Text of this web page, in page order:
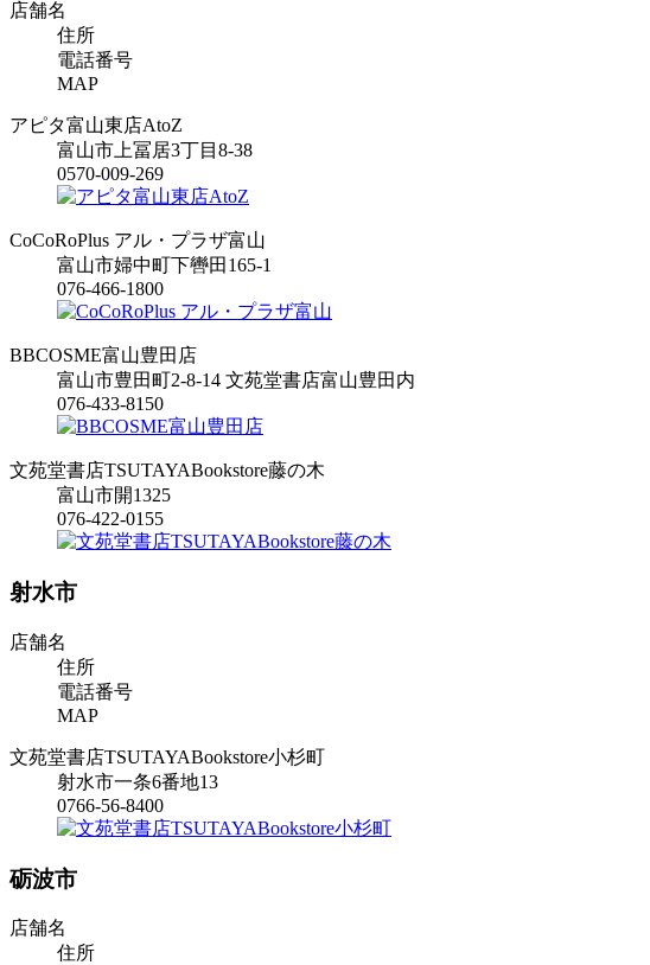
店舗名
住所
電話番号
MAP
アピタ富山東店AtoZ
富山市上冨居3丁目8-38
0570-009-269
CoCoRoPlus アル・プラザ富山
富山市婦中町下轡田165-1
076-466-1800
BBCOSME富山豊田店
富山市豊田町2-8-14 文苑堂書店富山豊田内
076-433-8150
文苑堂書店TSUTAYABookstore藤の木
富山市開1325
076-422-0155
射水市
店舗名
住所
電話番号
MAP
文苑堂書店TSUTAYABookstore小杉町
射水市一条6番地13
0766-56-8400
砺波市
店舗名
住所